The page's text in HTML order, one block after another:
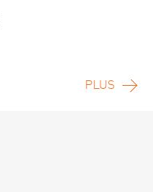
PLUS